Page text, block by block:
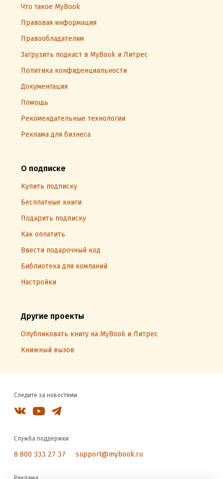
Что такое MyBook
Правовая информация
Правообладателям
Загрузить подкаст в MyBook и Литрес
Политика конфиденциальности
Документация
Помощь
Рекомендательные технологии
Реклама для бизнеса
О подписке
Купить подписку
Бесплатные книги
Подарить подписку
Как оплатить
Ввести подарочный код
Библиотека для компаний
Настройки
Другие проекты
Опубликовать книгу на MyBook и Литрес
Книжный вызов
Следите за новостями
Служба поддержки
8 800 333 27 37 support@mybook.ru